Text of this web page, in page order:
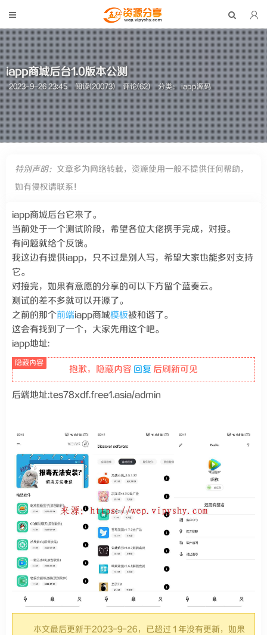
iapp商城后台1.0版本公测
2023-9-26 23:45 阅读(20073) 评论(62) 分类：iapp源码
特别声明： 文章多为网络转载，资源使用一般不提供任何帮助，
如有侵权请联系！
iapp商城后台它来了。
当前处于一个测试阶段，希望各位大佬携手完成，对接。
有问题就给个反馈。
我这边有提供iapp，只不过是别人写，希望大家也能多对支持
它。
对接完，如果有意愿的分享的可以下方留个蓝奏云。
测试的差不多就可以开源了。
之前的那个前端iapp商城模板被和谐了。
这会有找到了一个，大家先用这个吧。
iapp地址:
抱歉，隐藏内容 回复 后刷新可见
后端地址:tes78xdf.free1.asia/admin
本文最后更新于2023-9-26，已超过 1 年没有更新，如果